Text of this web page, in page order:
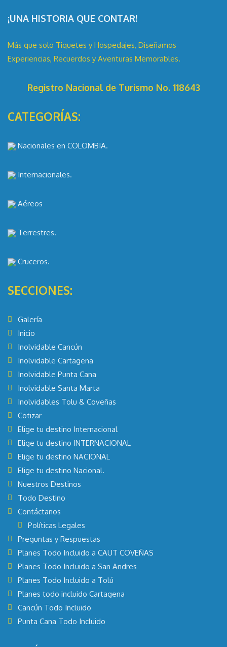
¡UNA HISTORIA QUE CONTAR!
Más que solo Tiquetes y Hospedajes, Diseñamos
Experiencias, Recuerdos y Aventuras Memorables.
Registro Nacional de Turismo No. 118643
CATEGORÍAS:
Nacionales en COLOMBIA.
Internacionales.
Aéreos
Terrestres.
Cruceros.
SECCIONES:
Galería
Inicio
Inolvidable Cancún
Inolvidable Cartagena
Inolvidable Punta Cana
Inolvidable Santa Marta
Inolvidables Tolu & Coveñas
Cotizar
Elige tu destino Internacional
Elige tu destino INTERNACIONAL
Elige tu destino NACIONAL
Elige tu destino Nacional.
Nuestros Destinos
Todo Destino
Contáctanos
Políticas Legales
Preguntas y Respuestas
Planes Todo Incluido a CAUT COVEÑAS
Planes Todo Incluido a San Andres
Planes Todo Incluido a Tolú
Planes todo incluido Cartagena
Cancún Todo Incluido
Punta Cana Todo Incluido